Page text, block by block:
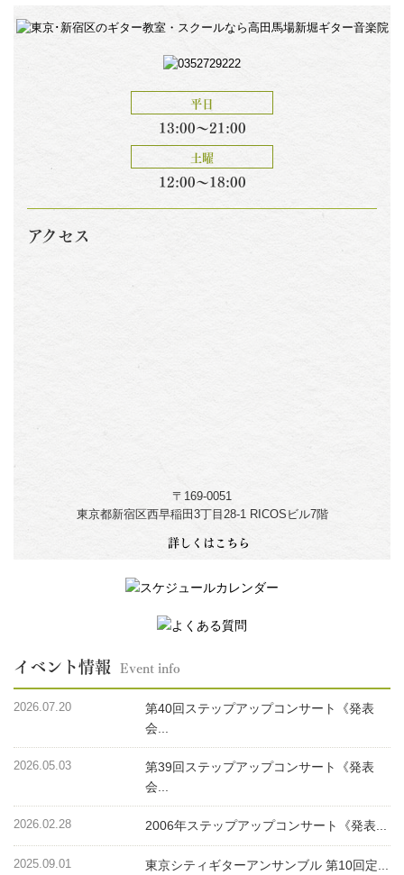
平日
13:00～21:00
土曜
12:00～18:00
アクセス
〒169-0051
東京都新宿区西早稲田3丁目28-1 RICOSビル7階
詳しくはこちら
イベント情報 Event info
2026.07.20
第40回ステップアップコンサート《発表
会...
2026.05.03
第39回ステップアップコンサート《発表
会...
2026.02.28 2006年ステップアップコンサート《発表...
2025.09.01 東京シティギターアンサンブル 第10回定...